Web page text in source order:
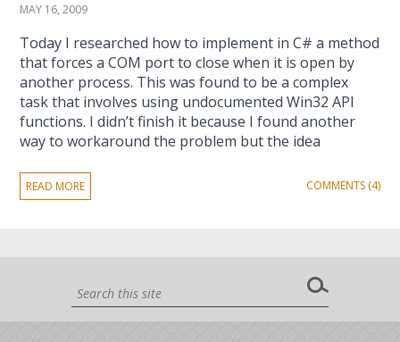
MAY 16, 2009
Today I researched how to implement in C# a method
that forces a COM port to close when it is open by
another process. This was found to be a complex
task that involves using undocumented Win32 API
functions. I didn’t finish it because I found another
way to workaround the problem but the idea
READ MORE COMMENTS (4)